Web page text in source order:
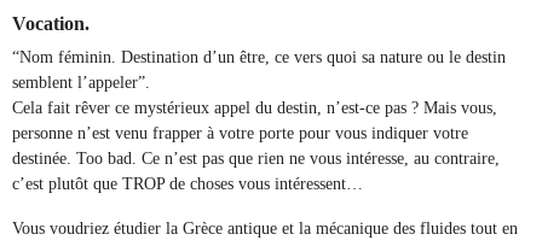
Vocation.
“Nom féminin. Destination d’un être, ce vers quoi sa nature ou le destin
semblent l’appeler”.
Cela fait rêver ce mystérieux appel du destin, n’est-ce pas ? Mais vous,
personne n’est venu frapper à votre porte pour vous indiquer votre
destinée. Too bad. Ce n’est pas que rien ne vous intéresse, au contraire,
c’est plutôt que TROP de choses vous intéressent…
Vous voudriez étudier la Grèce antique et la mécanique des fluides tout en